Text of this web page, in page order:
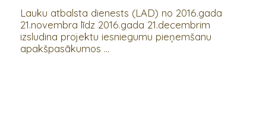
Lauku atbalsta dienests (LAD) no 2016.gada
21.novembra līdz 2016.gada 21.decembrim
izsludina projektu iesniegumu pieņemšanu
apakšpasākumos ...